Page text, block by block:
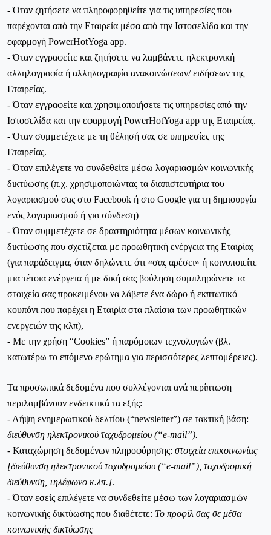
- Όταν ζητήσετε να πληροφορηθείτε για τις υπηρεσίες που
παρέχονται από την Εταιρεία μέσα από την Ιστοσελίδα και την
εφαρμογή PowerHotYoga app.
- Όταν εγγραφείτε και ζητήσετε να λαμβάνετε ηλεκτρονική
αλληλογραφία ή αλληλογραφία ανακοινώσεων/ ειδήσεων της
Εταιρείας.
- Όταν εγγραφείτε και χρησιμοποιήσετε τις υπηρεσίες από την
Ιστοσελίδα και την εφαρμογή PowerHotYoga app της Εταιρείας.
- Όταν συμμετέχετε με τη θέλησή σας σε υπηρεσίες της
Εταιρείας.
-Όταν επιλέγετε να συνδεθείτε μέσω λογαριασμών κοινωνικής
δικτύωσης (π.χ. χρησιμοποιώντας τα διαπιστευτήρια του
λογαριασμού σας στο Facebook ή στο Google για τη δημιουργία
ενός λογαριασμού ή για σύνδεση)
- Όταν συμμετέχετε σε δραστηριότητα μέσων κοινωνικής
δικτύωσης που σχετίζεται με προωθητική ενέργεια της Εταιρίας
(για παράδειγμα, όταν δηλώνετε ότι «σας αρέσει» ή κοινοποιείτε
μια τέτοια ενέργεια ή με δική σας βούληση συμπληρώνετε τα
στοιχεία σας προκειμένου να λάβετε ένα δώρο ή εκπτωτικό
κουπόνι που παρέχει η Εταιρία στα πλαίσια των προωθητικών
ενεργειών της κλπ),
- Με την χρήση “Cookies” ή παρόμοιων τεχνολογιών (βλ.
κατωτέρω το επόμενο ερώτημα για περισσότερες λεπτομέρειες).
Τα προσωπικά δεδομένα που συλλέγονται ανά περίπτωση
περιλαμβάνουν ενδεικτικά τα εξής:
- Λήψη ενημερωτικού δελτίου (“newsletter”) σε τακτική βάση:
διεύθυνση ηλεκτρονικού ταχυδρομείου (“e-mail”).
- Καταχώρηση δεδομένων πληροφόρησης: στοιχεία επικοινωνίας
[διεύθυνση ηλεκτρονικού ταχυδρομείου (“e-mail”), ταχυδρομική
διεύθυνση, τηλέφωνο κ.λπ.].
- Όταν εσείς επιλέγετε να συνδεθείτε μέσω των λογαριασμών
κοινωνικής δικτύωσης που διαθέτετε: Το προφίλ σας σε μέσα
κοινωνικής δικτύωσης